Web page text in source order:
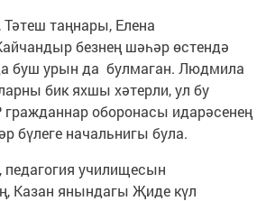
Тәтеш таңнары, Елена
безнең шә­һәр өстендә
буш урын да булмаган. Людмила
бик яхшы хәтерли, ул бу
оборонасы идарәсенең
бүлеге начальнигы була.
училищесын
Казан янындагы Җиде күл